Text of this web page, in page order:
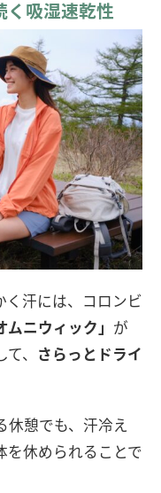
く吸湿速乾性
く汗には、コロンビ
ムニウィック」 が
、 さらっとドライ
憩でも、汗冷え
を休められることで